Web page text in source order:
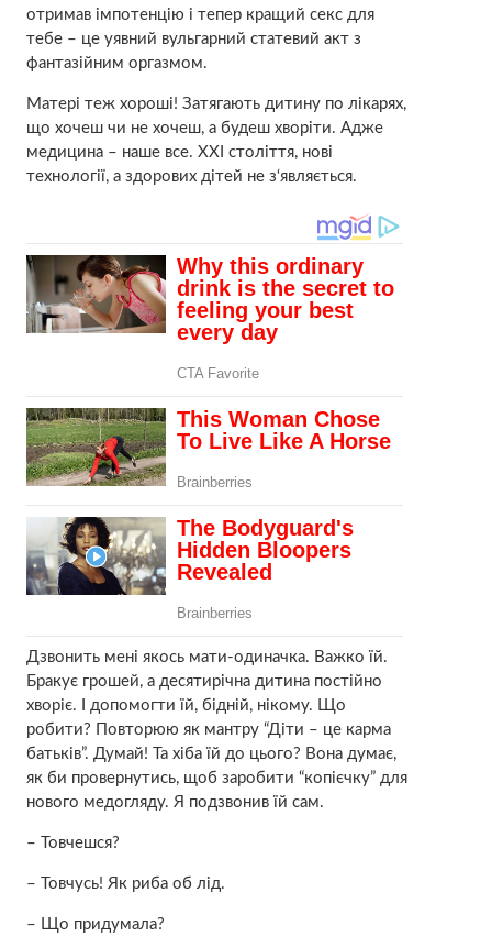
отримав імпотенцію і тепер кращий секс для
тебе – це уявний вульгарний статевий акт з
фантазійним оргазмом.
Матері теж хороші! Затягають дитину по лікарях,
що хочеш чи не хочеш, а будеш хворіти. Адже
медицина – наше все. XXI століття, нові
технології, а здорових дітей не з‘являється.
Дзвонить мені якось мати-одиначка. Важко їй.
Бракує грошей, а десятирічна дитина постійно
хворіє. І допомогти їй, бідній, нікому. Що
робити? Повторюю як мантру “Діти – це карма
батьків”. Думай! Та хіба їй до цього? Вона думає,
як би провернутись, щоб заробити “копієчку” для
нового медогляду. Я подзвонив їй сам.
– Товчешся?
– Товчусь! Як риба об лід.
– Що придумала?